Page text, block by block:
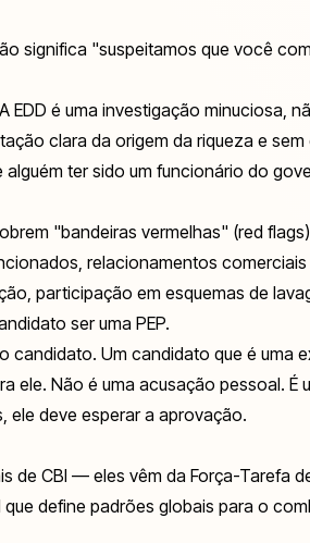
significa "suspeitamos que você
EDD é uma investigação minuciosa,
clara da origem da riqueza e
ter sido um funcionário do
"bandeiras vermelhas" (red
relacionamentos
participação em esquemas de
ser uma PEP.
candidato. Um candidato que é uma
ele. Não é uma acusação pessoal. É
ele deve esperar a aprovação.
de CBI — eles vêm da Força-Tarefa
define padrões globais para o